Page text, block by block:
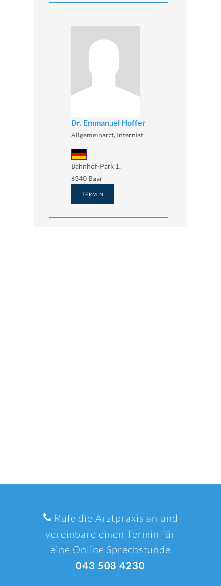
Dr. Emmanuel Hoffer
Allgemeinarzt, Internist
Bahnhof-Park 1,
6340 Baar
TERMIN
Rufe die Arztpraxis an und
vereinbare einen Termin für
eine Online Sprechstunde
043 508 4230